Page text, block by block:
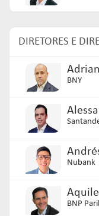
DIRETORES E
BNY
Nubank
BNP